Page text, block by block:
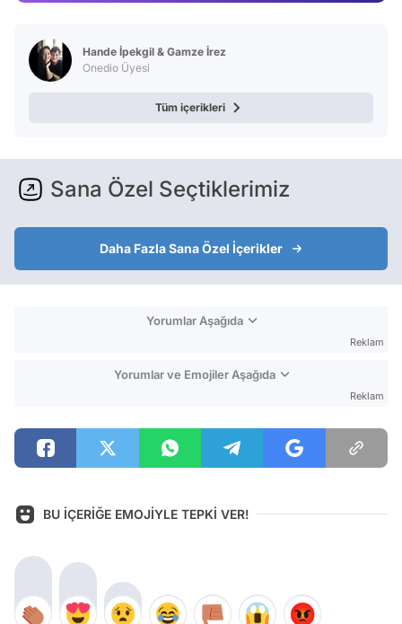
Hande İpekgil & Gamze İrez
Onedio Üyesi
Tüm içerikleri
Sana Özel Seçtiklerimiz
Daha Fazla Sana Özel İçerikler
Yorumlar Aşağıda
Reklam
Yorumlar ve Emojiler Aşağıda
Reklam
BU İÇERİĞE EMOJİYLE TEPKİ VER!